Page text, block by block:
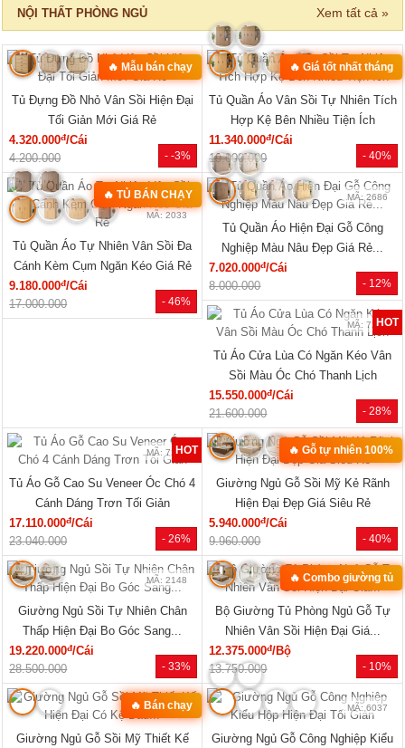
- 43%
MÃ: 8411
Bộ Sofa Góc Gỗ Sồi Mỹ Có Ghế
Đơn Thiết Kế Bo Tròn
24.610.000
43.150.000
- 23%
MÃ: 3431
Bộ Bàn Ghế Đối Lớn Gỗ Gõ Đỏ
Tựa Lưng Nan Hiện Đại Đẹp
33.440.000
43.360.000
‹ ›
SẢN PHẨM MỚI
- 25%
Mẫu Sofa Phòng Khách Gỗ Sồi Mỹ
Tựa Nan Hiện Đại Mới Giá Rẻ
- 31%
MÃ: 1853
Bộ Sofa Góc L Gỗ Óc Chó 100%
Vân Đẹp Hiện Đại Tay Tựa Lớn
đ
111.170.000
›
NỘI THẤT PHÒNG NGỦ Xem tất cả »
🔥 Mẫu bán chạy 🔥 Giá tốt nhất tháng